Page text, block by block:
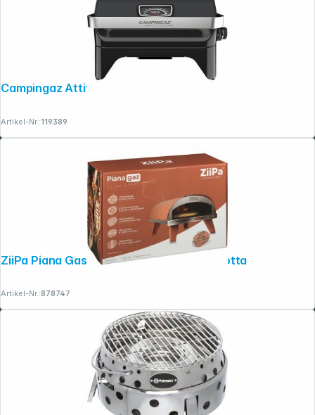
Campingaz Attitude 2go R
Artikel-Nr.:119389
ZiiPa Piana Gas-Pizzaofen Farbe Terrakotta
Artikel-Nr.:878747